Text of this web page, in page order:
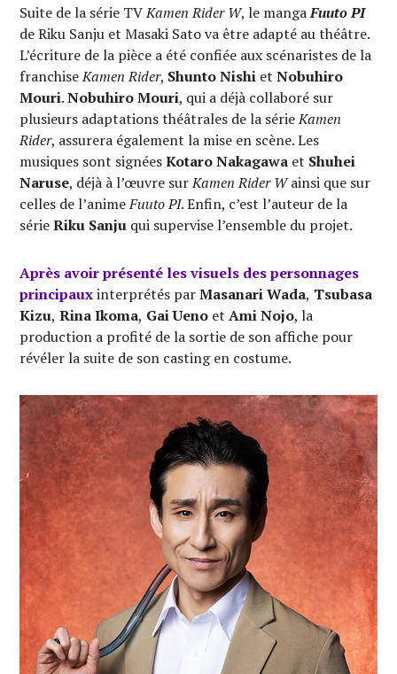
Suite de la série TVKamen Rider W, le mangaFuuto PI
de Riku Sanju et Masaki Sato va être adapté au théâtre.
L’écriture de la pièce a été confiée aux scénaristes de la
franchiseKamen Rider, Shunto Nishi etNobuhiro
Mouri.Nobuhiro Mouri, qui a déjà collaboré sur
plusieurs adaptations théâtrales de la sérieKamen
Rider, assurera également la mise en scène. Les
musiques sont signéesKotaro Nakagawa et Shuhei
Naruse, déjà à l’œuvre surKamen Rider Wainsi que sur
celles de l’animeFuuto PI. Enfin, c’est l’auteur de la
sérieRiku Sanju qui supervise l’ensemble du projet.
Après avoir présenté les visuels des personnages
principauxinterprétés parMasanari Wada, Tsubasa
Kizu, Rina Ikoma, Gai Ueno et Ami Nojo, la
production a profité de la sortie de son affiche pour
révéler la suite de son casting en costume.